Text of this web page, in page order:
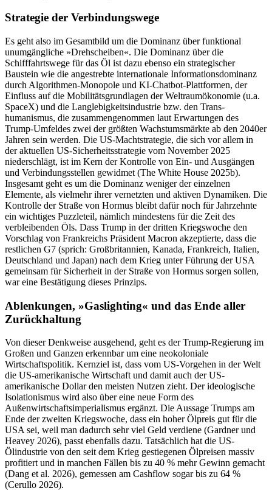
Strategie der Verbindungswege
Es geht also im Gesamtbild um die Dominanz über funktional
unumgängliche »Drehscheiben«. Die Dominanz über die
Schifffahrtswege für das Öl ist dazu ebenso ein strategischer
Baustein wie die angestrebte internationale Informationsdominanz
durch Algorithmen-Monopole und KI-Chatbot-Plattformen, der
Einfluss auf die Mobilitätsgrundlagen der Weltraumökonomie (u.a.
SpaceX) und die Langlebigkeitsindustrie bzw. den Trans­
humanismus, die zusammengenommen laut Erwartungen des
Trump-Umfeldes zwei der größten Wachstumsmärkte ab den 2040er
Jahren sein werden. Die US-Machtstrategie, die sich vor allem in
der aktuellen US-Sicherheitsstrategie vom November 2025
niederschlägt, ist im Kern der Kontrolle von Ein- und Ausgängen
und Verbindungsstellen gewidmet (The White House 2025b).
Insgesamt geht es um die Dominanz weniger der einzelnen
Elemente, als vielmehr ihrer vernetzten und aktiven Dynamiken. Die
Kontrolle der Straße von Hormus bleibt dafür noch für Jahrzehnte
ein wichtiges Puzzleteil, nämlich mindestens für die Zeit des
verbleibenden Öls. Dass Trump in der dritten Kriegswoche den
Vorschlag von Frankreichs Präsident Macron akzeptierte, dass die
restlichen G7 (sprich: Großbritannien, Kanada, Frankreich, Italien,
Deutschland und Japan) nach dem Krieg unter Führung der USA
gemeinsam für Sicherheit in der Straße von Hormus sorgen sollen,
war eine Bestätigung dieses Prinzips.
Ablenkungen, »Gaslighting« und das Ende aller
Zurückhaltung
Von dieser Denkweise ausgehend, geht es der Trump-Regierung im
Großen und Ganzen erkennbar um eine neokoloniale
Wirtschaftspolitik. Kernziel ist, dass vom US-Vorgehen in der Welt
die US-amerikanische Wirtschaft und damit auch der US-
amerikanische Dollar den meisten Nutzen zieht. Der ideologische
Isolationismus wird also über eine neue Form des
Außenwirtschaftsimperialismus ergänzt. Die Aussage Trumps am
Ende der zweiten Kriegswoche, dass ein hoher Ölpreis gut für die
USA sei, weil man dadurch sehr viel Geld verdiene (Gardner und
Heavey 2026), passt ebenfalls dazu. Tatsächlich hat die US-
Ölindustrie von den seit dem Krieg gestiegenen Ölpreisen massiv
profitiert und in manchen Fällen bis zu 40 % mehr Gewinn gemacht
(Dang et al. 2026), gemessen am Cashflow sogar bis zu 64 %
(Cerullo 2026).